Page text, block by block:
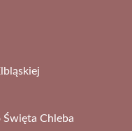
Święta Chleba